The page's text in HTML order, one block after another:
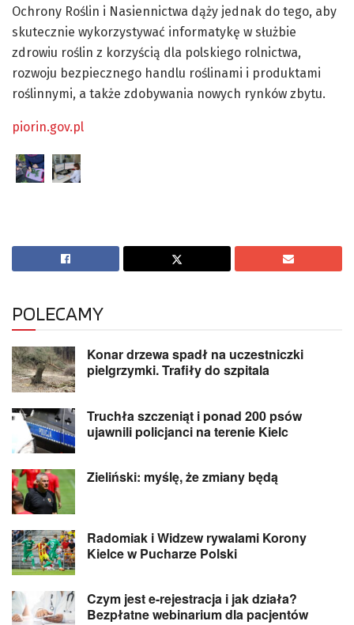
Ochrony Roślin i Nasiennictwa dąży jednak do tego, aby
skutecznie wykorzystywać informatykę w służbie
zdrowiu roślin z korzyścią dla polskiego rolnictwa,
rozwoju bezpiecznego handlu roślinami i produktami
roślinnymi, a także zdobywania nowych rynków zbytu.
piorin.gov.pl
POLECAMY
Konar drzewa spadł na uczestniczki
pielgrzymki. Trafiły do szpitala
Truchła szczeniąt i ponad 200 psów
ujawnili policjanci na terenie Kielc
Zieliński: myślę, że zmiany będą
Radomiak i Widzew rywalami Korony
Kielce w Pucharze Polski
Czym jest e-rejestracja i jak działa?
Bezpłatne webinarium dla pacjentów